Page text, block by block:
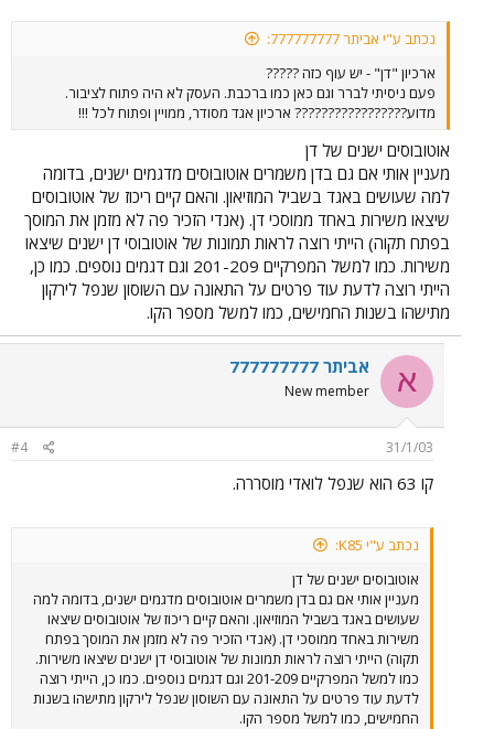
נכתב ע"י אביתר 777777777:
ארכיון "דן" - יש עוף כזה ?????
פעם ניסיתי לברר וגם כאן כמו ברכבת. העסק לא היה פתוח לציבור.
מדוע????????????????? ארכיון אגד מסודר, ממויין ופתוח לכל !!!
אוטובוסים ישנים של דן
מעניין אותי אם גם בדן משמרים אוטובוסים מדגמים ישנים, בדומה
למה שעושים באגד בשביל המוזיאון. והאם קיים ריכוז של אוטובוסים
שיצאו משירות באחד ממוסכי דן. (אנדי הזכיר פה לא מזמן את המוסך
בפתח תקוה) הייתי רוצה לראות תמונות של אוטובוסי דן ישנים שיצאו
משירות. כמו למשל המפרקיים 201-209 וגם דגמים נוספים. כמו כן,
הייתי רוצה לדעת עוד פרטים על התאונה עם השוסון שנפל לירקון
מתישהו בשנות החמישים, כמו למשל מספר הקו.
א אביתר 777777777
New member
31/1/03
#4
קו 63 הוא שנפל לואדי מוסררה.
נכתב ע"י K85:
אוטובוסים ישנים של דן
מעניין אותי אם גם בדן משמרים אוטובוסים מדגמים ישנים, בדומה למה
שעושים באגד בשביל המוזיאון. והאם קיים ריכוז של אוטובוסים שיצאו
משירות באחד ממוסכי דן. (אנדי הזכיר פה לא מזמן את המוסך בפתח
תקוה) הייתי רוצה לראות תמונות של אוטובוסי דן ישנים שיצאו משירות.
כמו למשל המפרקיים 201-209 וגם דגמים נוספים. כמו כן, הייתי רוצה
לדעת עוד פרטים על התאונה עם השוסון שנפל לירקון מתישהו בשנות
החמישים, כמו למשל מספר הקו.